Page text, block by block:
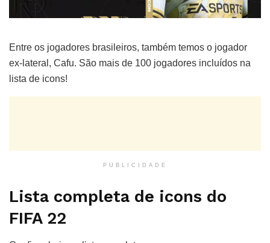
Entre os jogadores brasileiros, também temos o jogador
ex-lateral, Cafu. São mais de 100 jogadores incluídos na
lista de icons!
PUBLICIDADE
Lista completa de icons do
FIFA 22